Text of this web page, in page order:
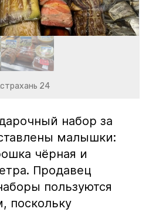
24
набор за
малышки:
чёрная и
Продавец
пользуются
поскольку